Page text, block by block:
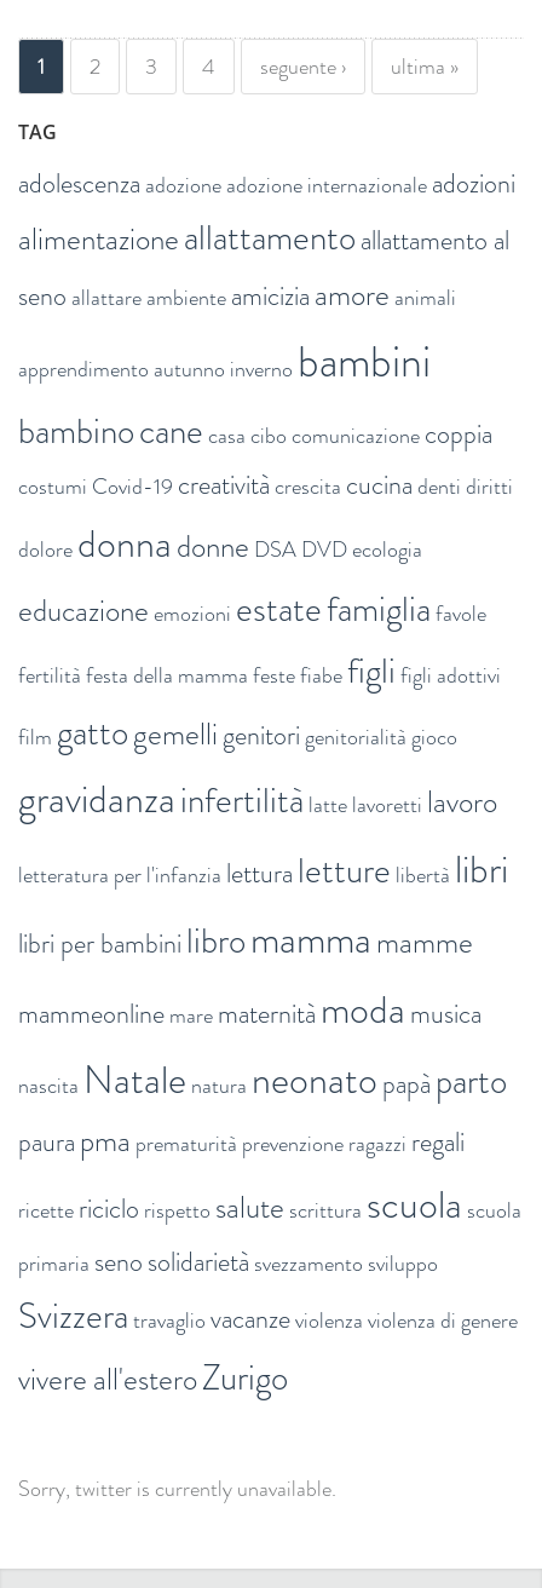
PAGINE
1 2 3 4 seguente › ultima »
TAG
adolescenza adozioneadozione internazionaleadozioni
alimentazioneallattamentoallattamento al
seno allattareambienteamiciziaamore animali
apprendimento autunno inverno bambini
bambinocanecasacibocomunicazionecoppia
costumi Covid-19 creativitàcrescita cucinadentidiritti
doloredonnadonne DSA DVDecologia
educazioneemozioni estatefamigliafavole
fertilitàfesta della mammafestefiabefigli figli adottivi
film gattogemelligenitorigenitorialitàgioco
gravidanzainfertilità lattelavoretti lavoro
letteratura per l'infanzia lettura letture libertà libri
libri per bambini libromamma mamme
mammeonlinemarematernità moda musica
nascita Natale natura neonatopapà parto
paura pma prematurità prevenzioneragazzi regali
ricettericiclo rispetto salute scrittura scuola scuola
primaria senosolidarietà svezzamento sviluppo
Svizzeratravagliovacanzeviolenzaviolenza di genere
vivere all'esteroZurigo
Sorry, twitter is currently unavailable.